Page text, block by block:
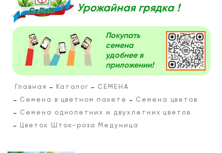
Урожайная грядка !
Покупать
семена
удобнее в
приложении!
Главная Каталог
СЕМЕНА
Семена в цветном пакете
Семена цветов
Семена однолетних и двухлетних цветов
Цветок Шток-роза Медуница